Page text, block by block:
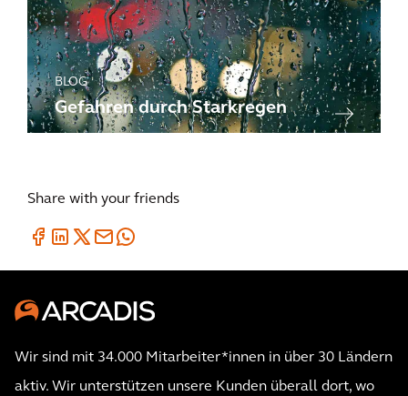
BLOG
Gefahren durch Starkregen
Share with your friends
Wir sind mit 34.000 Mitarbeiter*innen in über 30 Ländern
aktiv. Wir unterstützen unsere Kunden überall dort, wo